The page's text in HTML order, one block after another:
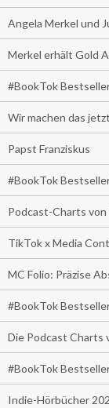
Angela Merkel und
Merkel erhält Gold
#BookTok
Wir machen das
Papst Franziskus
#BookTok
Podcast-Charts
TikTok x Media
MC Folio: Präzise
#BookTok
Die Podcast Charts
#BookTok
Indie-Hörbücher